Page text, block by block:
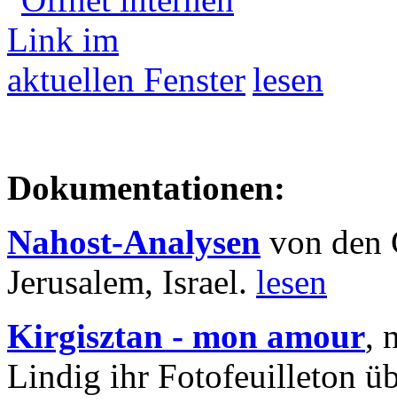
lesen
Dokumentationen:
Nahost-Analysen von den
Jerusalem, Israel. lesen
Kirgisztan - mon amour,
Lindig ihr Fotofeuilleton